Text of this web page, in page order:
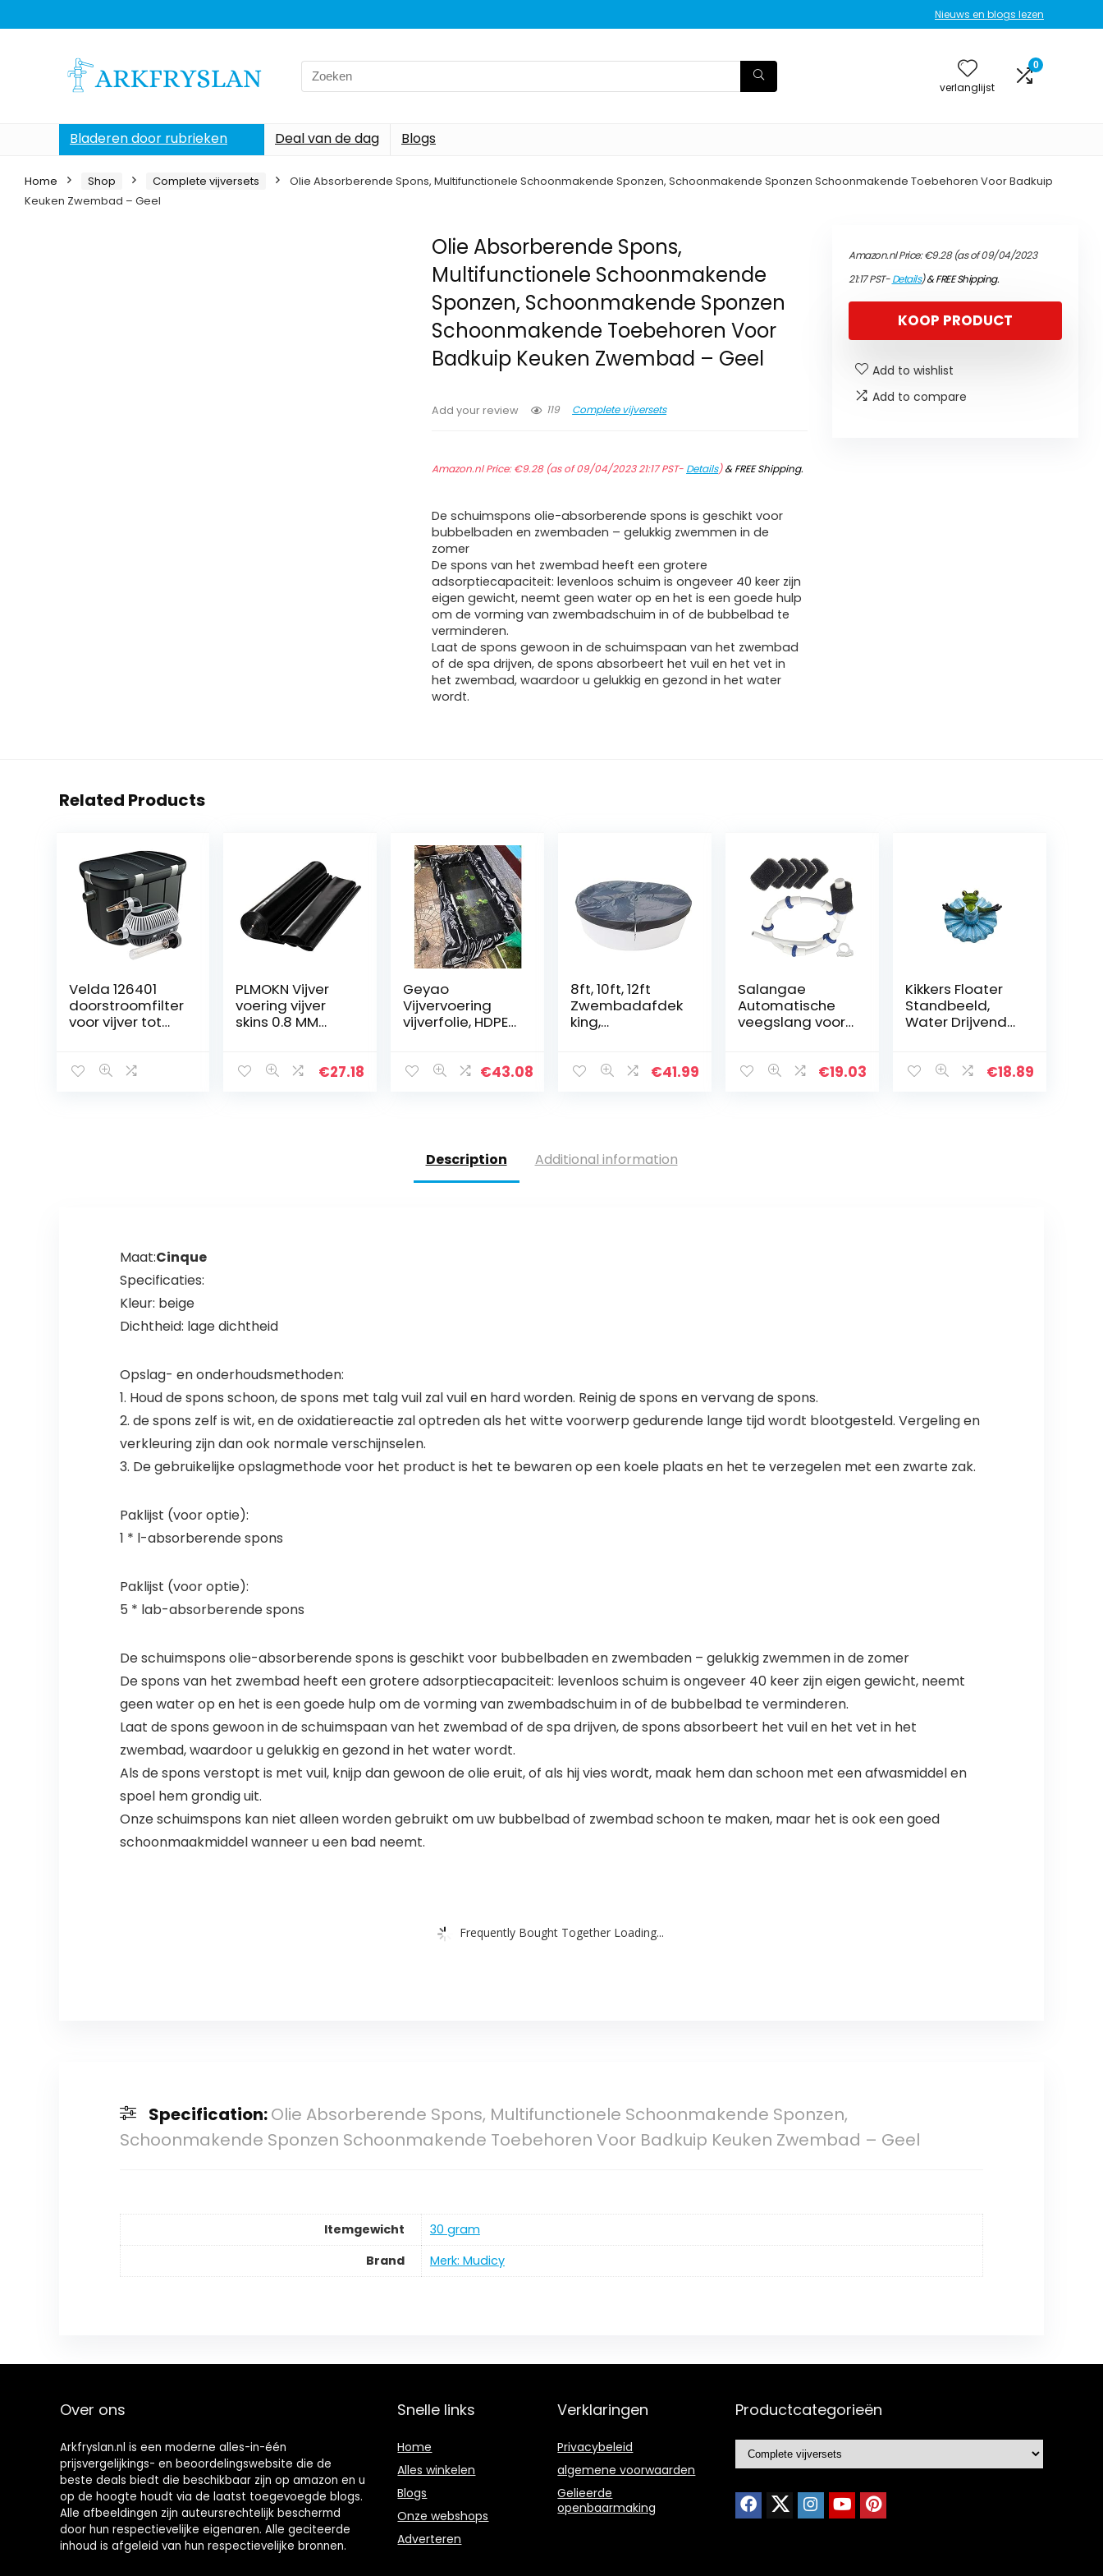
Nieuws en blogs lezen
Search
for:
verlanglijst
0
Bladeren door rubrieken Deal van de dag Blogs
Home Shop Complete vijversets
Olie Absorberende Spons, Multifunctionele Schoonmakende Sponzen, Schoonmakende Sponzen Schoonmakende Toebehoren Voor Badkuip
Keuken Zwembad – Geel
Olie Absorberende Spons,
Multifunctionele Schoonmakende
Sponzen, Schoonmakende Sponzen
Schoonmakende Toebehoren Voor
Badkuip Keuken Zwembad – Geel
Add your review 119 Complete vijversets
Amazon.nl Price:€9.28(as of 09/04/2023 21:17 PST- Details)&FREE Shipping.
De schuimspons olie-absorberende spons is geschikt voor
bubbelbaden en zwembaden – gelukkig zwemmen in de
zomer
De spons van het zwembad heeft een grotere
adsorptiecapaciteit: levenloos schuim is ongeveer 40 keer zijn
eigen gewicht, neemt geen water op en het is een goede hulp
om de vorming van zwembadschuim in of de bubbelbad te
verminderen.
Laat de spons gewoon in de schuimspaan van het zwembad
of de spa drijven, de spons absorbeert het vuil en het vet in
het zwembad, waardoor u gelukkig en gezond in het water
wordt.
Amazon.nl Price:€9.28(as of 09/04/2023
21:17 PST-Details)&FREE Shipping.
KOOP PRODUCT
Add to wishlist
Add to compare
Related Products
Velda 126401
doorstroomfilter
voor vijver tot
UV-C, Cross-
PLMOKN Vijver
voering vijver
skins 0.8 MM
Beschermende
€27.18
Geyao
Vijvervoering
vijverfolie, HDPE
x 2 m, 2,5 x 2,5 m,
(maat 6 ft x 16
ft/2 x 5 m)
€43.08
8ft, 10ft, 12ft
Zwembadafdek
king,
kingen Voor
king,
Geïsoleerde
€41.99
Salangae
Automatische
veegslang voor
er compleet B5
€19.03
Kikkers Floater
Standbeeld,
Water Drijvende
Kikkers Tuin
€18.89
Description Additional information
Maat:Cinque
Specificaties:
Kleur: beige
Dichtheid: lage dichtheid
Opslag- en onderhoudsmethoden:
1. Houd de spons schoon, de spons met talg vuil zal vuil en hard worden. Reinig de spons en vervang de spons.
2. de spons zelf is wit, en de oxidatiereactie zal optreden als het witte voorwerp gedurende lange tijd wordt blootgesteld. Vergeling en
verkleuring zijn dan ook normale verschijnselen.
3. De gebruikelijke opslagmethode voor het product is het te bewaren op een koele plaats en het te verzegelen met een zwarte zak.
Paklijst (voor optie):
1 * l-absorberende spons
Paklijst (voor optie):
5 * lab-absorberende spons
De schuimspons olie-absorberende spons is geschikt voor bubbelbaden en zwembaden – gelukkig zwemmen in de zomer
De spons van het zwembad heeft een grotere adsorptiecapaciteit: levenloos schuim is ongeveer 40 keer zijn eigen gewicht, neemt
geen water op en het is een goede hulp om de vorming van zwembadschuim in of de bubbelbad te verminderen.
Laat de spons gewoon in de schuimspaan van het zwembad of de spa drijven, de spons absorbeert het vuil en het vet in het
zwembad, waardoor u gelukkig en gezond in het water wordt.
Als de spons verstopt is met vuil, knijp dan gewoon de olie eruit, of als hij vies wordt, maak hem dan schoon met een afwasmiddel en
spoel hem grondig uit.
Onze schuimspons kan niet alleen worden gebruikt om uw bubbelbad of zwembad schoon te maken, maar het is ook een goed
schoonmaakmiddel wanneer u een bad neemt.
Frequently Bought Together Loading...
Specification:Olie Absorberende Spons, Multifunctionele Schoonmakende Sponzen,
Schoonmakende Sponzen Schoonmakende Toebehoren Voor Badkuip Keuken Zwembad – Geel
Itemgewicht
‎30 gram
Brand
Merk: Mudicy
Over ons
Arkfryslan.nl is een moderne alles-in-één
prijsvergelijkings- en beoordelingswebsite die de
beste deals biedt die beschikbaar zijn op amazon en u
op de hoogte houdt via de laatst toegevoegde blogs.
Alle afbeeldingen zijn auteursrechtelijk beschermd
door hun respectievelijke eigenaren. Alle geciteerde
inhoud is afgeleid van hun respectievelijke bronnen.
Snelle links
Home
Alles winkelen
Blogs
Onze webshops
Adverteren
Verklaringen
Privacybeleid
algemene voorwaarden
Gelieerde
openbaarmaking
Productcategorieën